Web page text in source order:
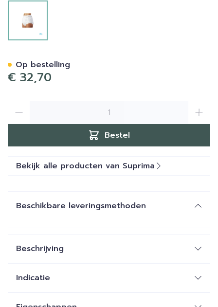
€ 32,70
Bestel
Op bestelling
Bekijk alle producten van Suprima
Beschikbare leveringsmethoden
Beschrijving
Indicatie